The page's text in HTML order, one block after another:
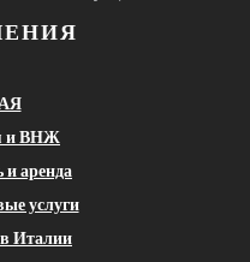
и ВНЖ
аренда
услуги
Италии